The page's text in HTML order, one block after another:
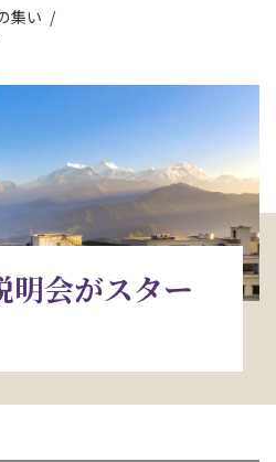
問い合わせ
資料請求
集い
明会がスター